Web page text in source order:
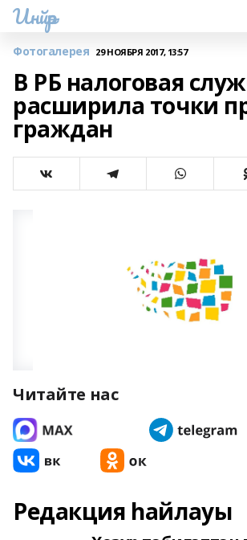
Инйәр
Фотогалерея 29 НОЯБРЯ 2017, 13:57
В РБ налоговая
расширила точки
граждан
Читайте нас
Редакция һайлауы